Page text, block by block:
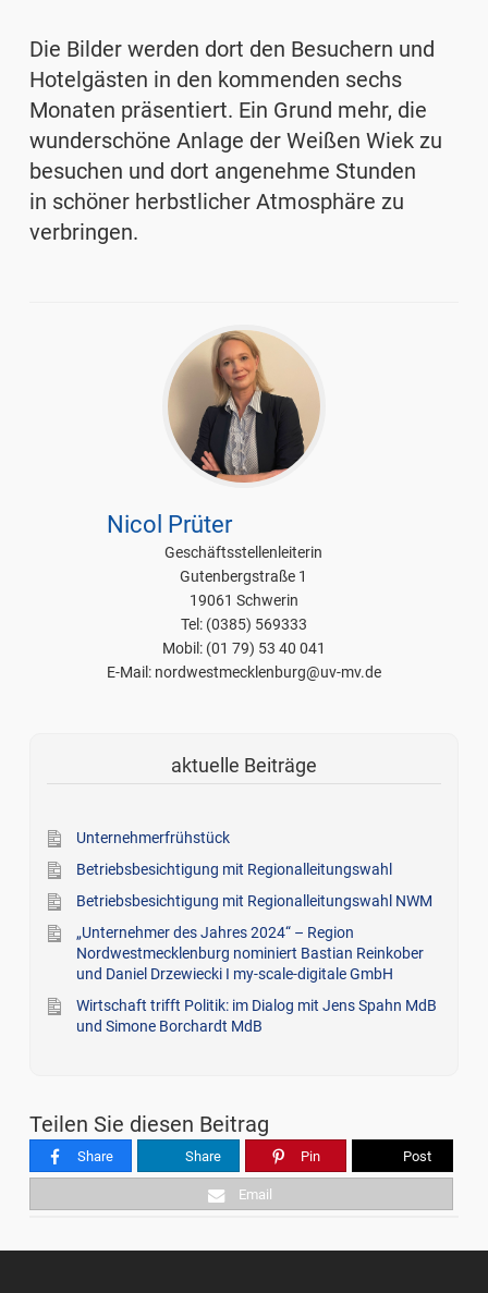
Die Bilder werden dort den Besuchern und
Hotelgästen in den kommenden sechs
Monaten präsentiert. Ein Grund mehr, die
wunderschöne Anlage der Weißen Wiek zu
besuchen und dort angenehme Stunden
in schöner herbstlicher Atmosphäre zu
verbringen.
Nicol Prüter
Geschäftsstellenleiterin
Gutenbergstraße 1
19061 Schwerin
Tel: (0385) 569333
Mobil: (01 79) 53 40 041
E-Mail: nordwestmecklenburg@uv-mv.de
aktuelle Beiträge
Unternehmerfrühstück
Betriebsbesichtigung mit Regionalleitungswahl
Betriebsbesichtigung mit Regionalleitungswahl NWM
„Unternehmer des Jahres 2024“ – Region
Nordwestmecklenburg nominiert Bastian Reinkober
und Daniel Drzewiecki I my-scale-digitale GmbH
Wirtschaft trifft Politik: im Dialog mit Jens Spahn MdB
und Simone Borchardt MdB
Teilen Sie diesen Beitrag
Share Share Pin Post
Email